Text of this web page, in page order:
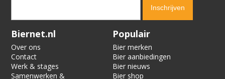
Verification code:
Biernet.nl
Over ons
Contact
Werk & stages
Samenwerken &
Populair
Bier merken
Bier aanbiedingen
Bier nieuws
Bier shop